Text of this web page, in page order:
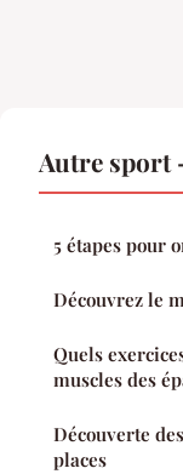
Autre sport
5 étapes pour
Découvrez le
Quels
muscles des
Découverte
places